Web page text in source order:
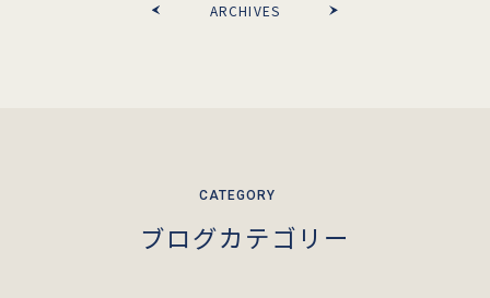
ARCHIVES
ブログカテゴリー